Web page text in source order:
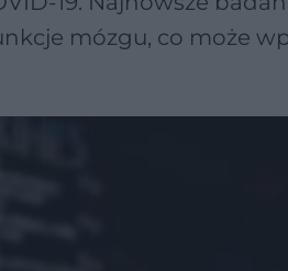
mózgu, co może